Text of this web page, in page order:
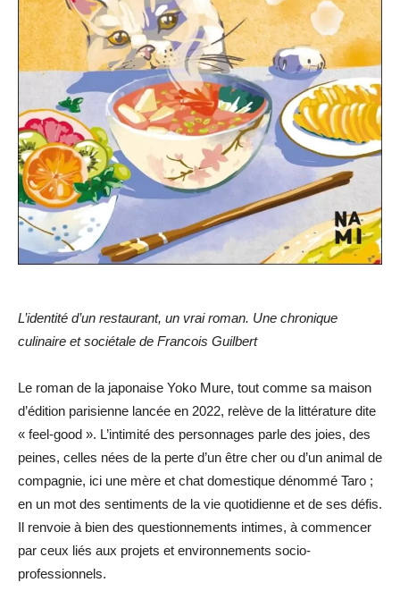
L’identité d’un restaurant, un vrai roman. Une chronique
culinaire et sociétale de Francois Guilbert
Le roman de la japonaise Yoko Mure, tout comme sa maison
d’édition parisienne lancée en 2022, relève de la littérature dite
« feel-good ». L’intimité des personnages parle des joies, des
peines, celles nées de la perte d’un être cher ou d’un animal de
compagnie, ici une mère et chat domestique dénommé Taro ;
en un mot des sentiments de la vie quotidienne et de ses défis.
Il renvoie à bien des questionnements intimes, à commencer
par ceux liés aux projets et environnements socio-
professionnels.